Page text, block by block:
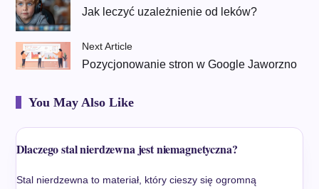
Jak leczyć uzależnienie od leków?
Next Article
Pozycjonowanie stron w Google Jaworzno
You May Also Like
Dlaczego stal nierdzewna jest niemagnetyczna?
Stal nierdzewna to materiał, który cieszy się ogromną